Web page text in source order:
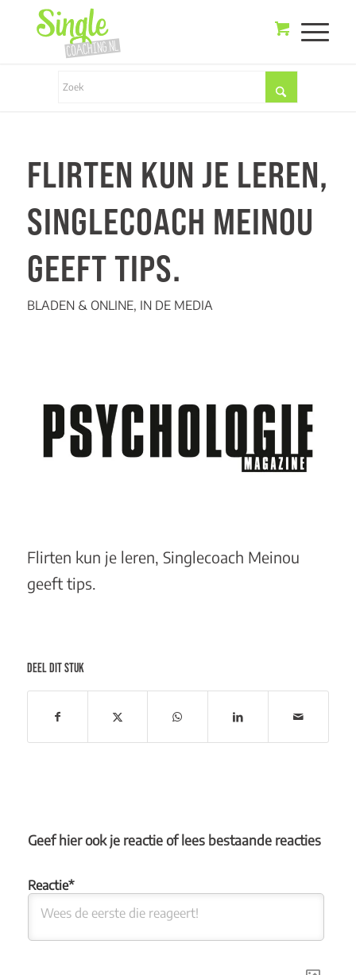
FLIRTEN KUN JE LEREN,
SINGLECOACH MEINOU
GEEFT TIPS.
BLADEN & ONLINE, IN DE MEDIA
Flirten kun je leren, Singlecoach Meinou
geeft tips.
DEEL DIT STUK
Geef hier ook je reactie of lees bestaande reacties